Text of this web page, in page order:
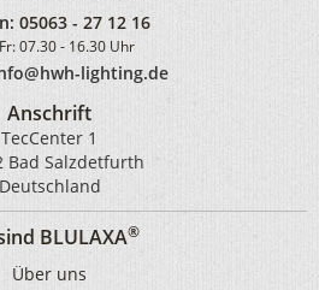
05063 - 27 12 16
07.30 - 16.30 Uhr
lighting.de
Anschrift
TecCenter 1
Bad Salzdetfurth
Deutschland
BLULAXA®
Über uns